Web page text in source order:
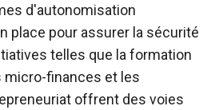
d'autonomisation
place pour assurer la sécurité
telles que la formation
micro-finances et les
offrent des voies